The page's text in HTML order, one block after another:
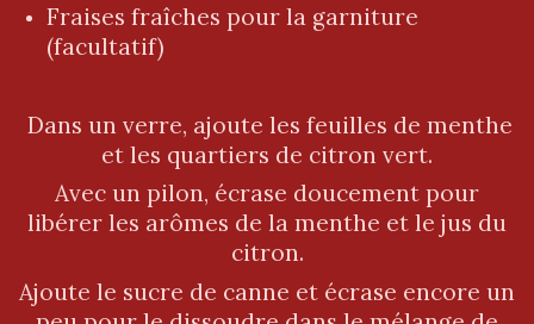
Fraises fraîches pour la garniture
(facultatif)
Dans un verre, ajoute les feuilles de menthe
et les quartiers de citron vert.
Avec un pilon, écrase doucement pour
libérer les arômes de la menthe et le jus du
citron.
Ajoute le sucre de canne et écrase encore un